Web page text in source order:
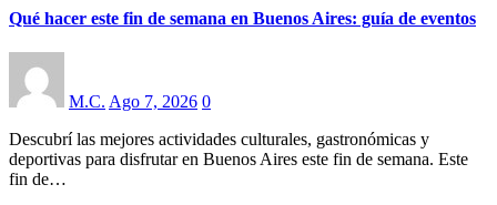
Qué hacer este fin de semana en Buenos Aires: guía de eventos
M.C. Ago 7, 2026 0
Descubrí las mejores actividades culturales, gastronómicas y
deportivas para disfrutar en Buenos Aires este fin de semana. Este
fin de…